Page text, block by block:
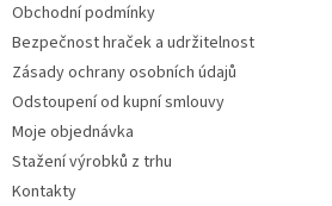
Obchodní podmínky
Bezpečnost hraček a udržitelnost
Zásady ochrany osobních údajů
Odstoupení od kupní smlouvy
Moje objednávka
Stažení výrobků z trhu
Kontakty